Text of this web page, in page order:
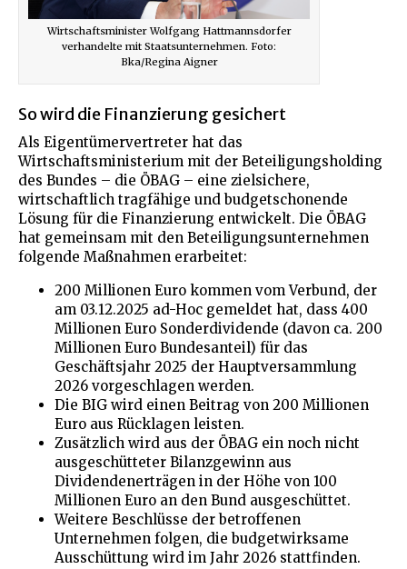
Wirtschaftsminister Wolfgang Hattmannsdorfer
verhandelte mit Staatsunternehmen. Foto:
Bka/Regina Aigner
So wird die Finanzierung gesichert
Als Eigentümervertreter hat das
Wirtschaftsministerium mit der Beteiligungsholding
des Bundes – die ÖBAG – eine zielsichere,
wirtschaftlich tragfähige und budgetschonende
Lösung für die Finanzierung entwickelt. Die ÖBAG
hat gemeinsam mit den Beteiligungsunternehmen
folgende Maßnahmen erarbeitet:
200 Millionen Euro kommen vom Verbund, der
am 03.12.2025 ad-Hoc gemeldet hat, dass 400
Millionen Euro Sonderdividende (davon ca. 200
Millionen Euro Bundesanteil) für das
Geschäftsjahr 2025 der Hauptversammlung
2026 vorgeschlagen werden.
Die BIG wird einen Beitrag von 200 Millionen
Euro aus Rücklagen leisten.
Zusätzlich wird aus der ÖBAG ein noch nicht
ausgeschütteter Bilanzgewinn aus
Dividendenerträgen in der Höhe von 100
Millionen Euro an den Bund ausgeschüttet.
Weitere Beschlüsse der betroffenen
Unternehmen folgen, die budgetwirksame
Ausschüttung wird im Jahr 2026 stattfinden.